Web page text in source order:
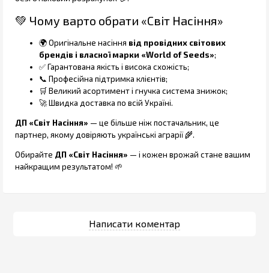
💚 Чому варто обрати «Світ Насіння»
🌍 Оригінальне насіння від провідних світових
брендів і власної марки «World of Seeds»;
✅ Гарантована якість і висока схожість;
📞 Професійна підтримка клієнтів;
🛒 Великий асортимент і гнучка система знижок;
🚀 Швидка доставка по всій Україні.
ДП «Світ Насіння» — це більше ніж постачальник, це
партнер, якому довіряють українські аграрії 🌾.
Обирайте ДП «Світ Насіння» — і кожен врожай стане вашим
найкращим результатом! 🌱